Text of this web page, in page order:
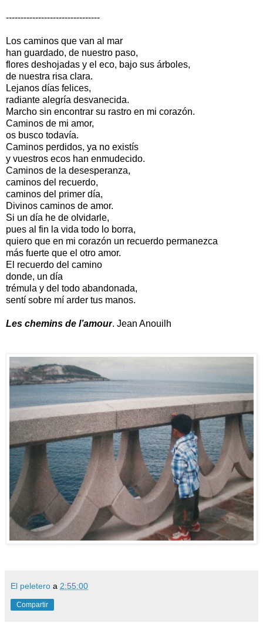
--------------------------------
Los caminos que van al mar
han guardado, de nuestro paso,
flores deshojadas y el eco, bajo sus árboles,
de nuestra risa clara.
Lejanos días felices,
radiante alegría desvanecida.
Marcho sin encontrar su rastro en mi corazón.
Caminos de mi amor,
os busco todavía.
Caminos perdidos, ya no existís
y vuestros ecos han enmudecido.
Caminos de la desesperanza,
caminos del recuerdo,
caminos del primer día,
Divinos caminos de amor.
Si un día he de olvidarle,
pues al fin la vida todo lo borra,
quiero que en mi corazón un recuerdo permanezca
más fuerte que el otro amor.
El recuerdo del camino
donde, un día
trémula y del todo abandonada,
sentí sobre mí arder tus manos.
Les chemins de l’amour. Jean Anouilh
El peletero a 2:55:00
Compartir